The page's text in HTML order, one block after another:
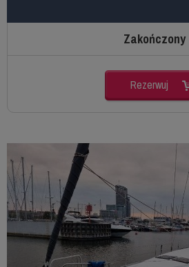
Zakończony
Rezerwuj